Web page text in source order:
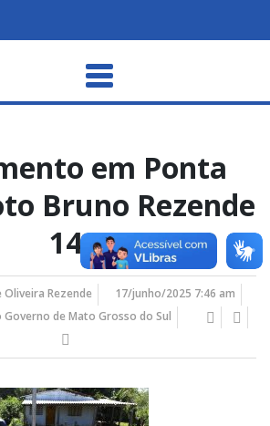
em Ponta
Bruno Rezende
14
Rezende
17/junho/2025 7:46 am
de Mato Grosso do Sul